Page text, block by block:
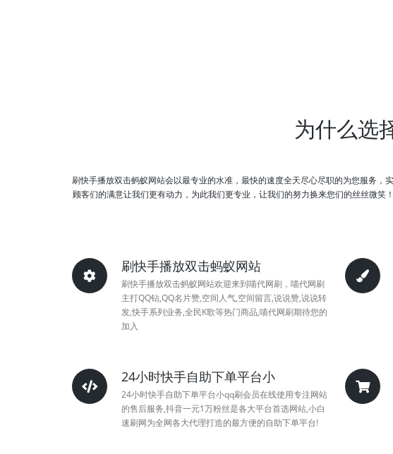
为什么选
刷快手播放双击蚂蚁网站会以最专业的水准，最快的速度全天尽心尽职的为您服务
顾客们的满意让我们更有动力，为此我们更专业，让我们的努力换来您们的丝丝微
刷快手播放双击蚂蚁网站
刷快手播放双击蚂蚁网站欢迎来到喵代网刷，喵代网刷
主打QQ钻,QQ名片赞,空间人气,空间留言,说说赞,说说转
发,快手系列业务,全民K歌等热门商品,喵代网刷期待您的
加入
24小时快手自助下单平台小
24小时快手自助下单平台小qq刷会员在线使用专注网站
的售后服务,抖音一元1万粉丝是各大平台首选网站,小白
速刷网为全网各大代理打造的最方便的自助下单平台!